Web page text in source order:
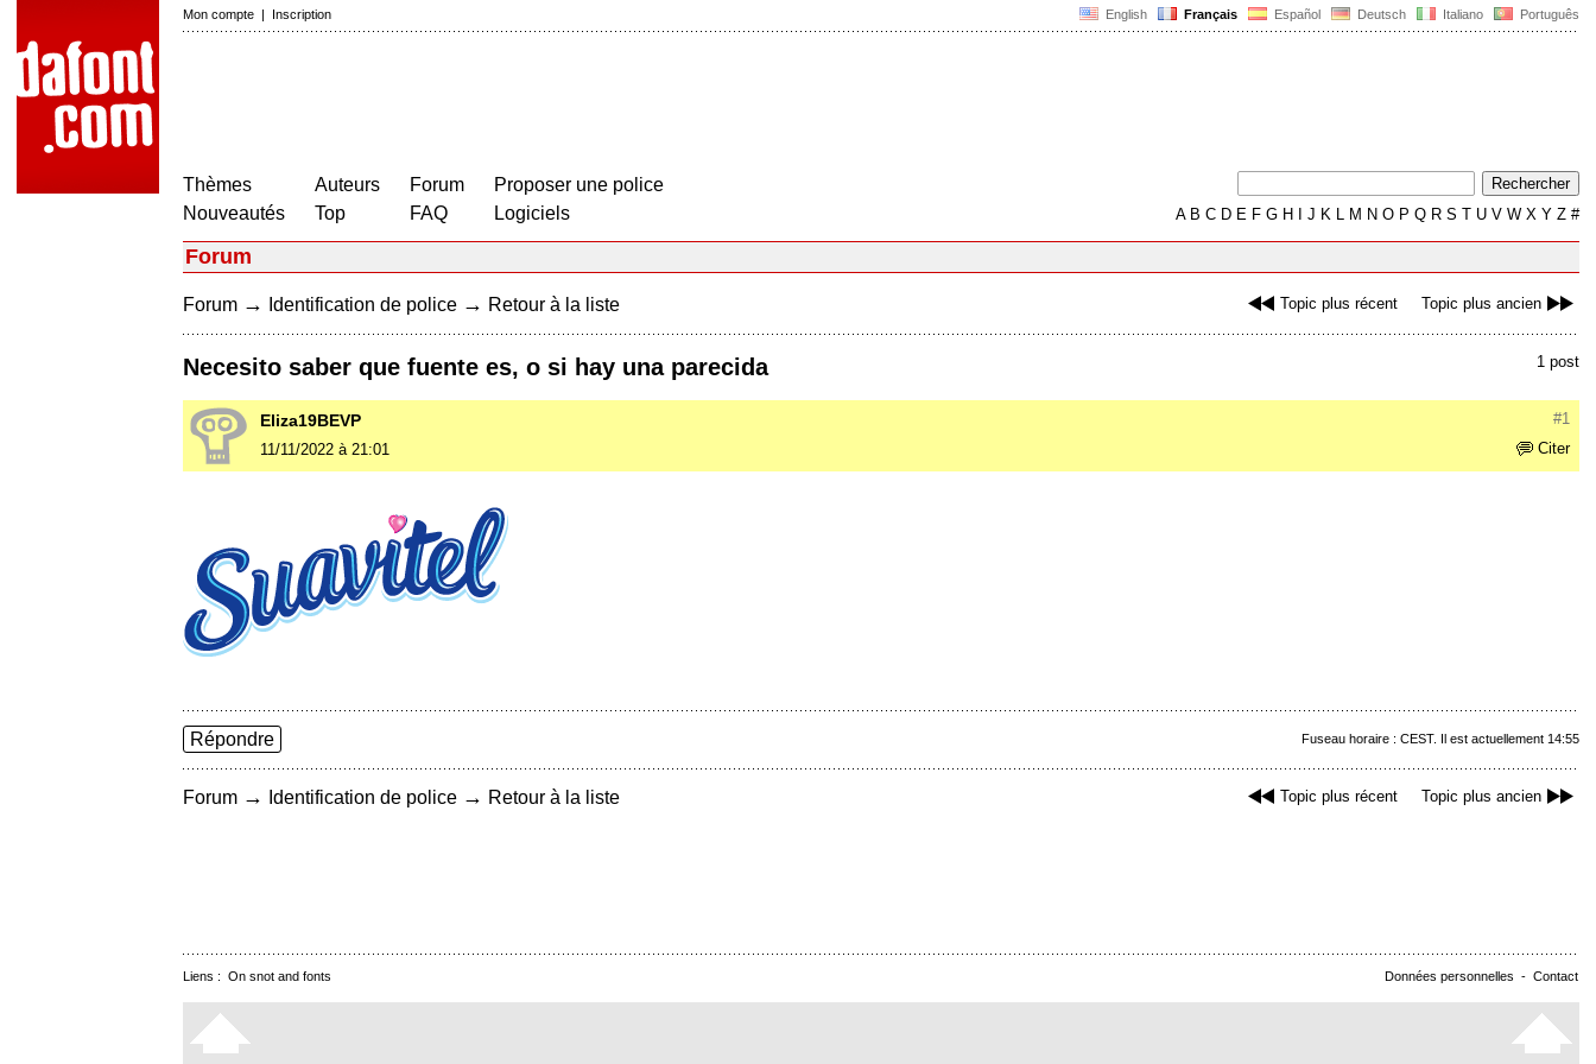
English Français Español Deutsch Italiano Português
Mon compte | Inscription
Thèmes
Nouveautés
Auteurs
Top
Forum
FAQ
Proposer une police
Logiciels
AB C D E F G H J K L M N O P Q R S T U V W X Y Z #
Forum
Topic plus récent Topic plus ancien
Forum → Identification de police → Retour à la liste
1 post
Necesito saber que fuente es, o si hay una parecida
#1
Eliza19BEVP
Citer
11/11/2022 à 21:01
Fuseau horaire : CEST. Il est actuellement 14:55
Répondre
Topic plus récent Topic plus ancien
Forum → Identification de police → Retour à la liste
Données personnelles - Contact
Liens : On snot and fonts